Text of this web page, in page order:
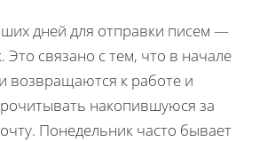
дней для отправки писем —
Это связано с тем, что в начале
возвращаются к работе и
накопившуюся за
Понедельник часто бывает